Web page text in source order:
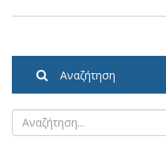
Αναζήτηση